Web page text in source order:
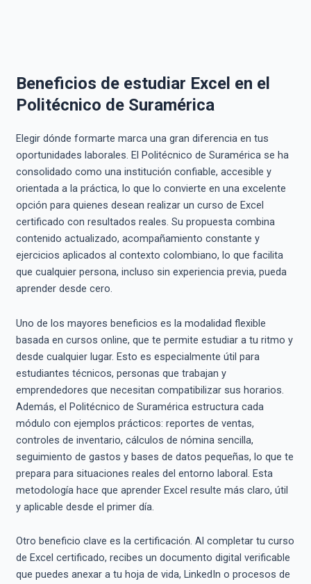
Beneficios de estudiar Excel en el
Politécnico de Suramérica
Elegir dónde formarte marca una gran diferencia en tus
oportunidades laborales. El Politécnico de Suramérica se ha
consolidado como una institución confiable, accesible y
orientada a la práctica, lo que lo convierte en una excelente
opción para quienes desean realizar un curso de Excel
certificado con resultados reales. Su propuesta combina
contenido actualizado, acompañamiento constante y
ejercicios aplicados al contexto colombiano, lo que facilita
que cualquier persona, incluso sin experiencia previa, pueda
aprender desde cero.
Uno de los mayores beneficios es la modalidad flexible
basada en cursos online, que te permite estudiar a tu ritmo y
desde cualquier lugar. Esto es especialmente útil para
estudiantes técnicos, personas que trabajan y
emprendedores que necesitan compatibilizar sus horarios.
Además, el Politécnico de Suramérica estructura cada
módulo con ejemplos prácticos: reportes de ventas,
controles de inventario, cálculos de nómina sencilla,
seguimiento de gastos y bases de datos pequeñas, lo que te
prepara para situaciones reales del entorno laboral. Esta
metodología hace que aprender Excel resulte más claro, útil
y aplicable desde el primer día.
Otro beneficio clave es la certificación. Al completar tu curso
de Excel certificado, recibes un documento digital verificable
que puedes anexar a tu hoja de vida, LinkedIn o procesos de